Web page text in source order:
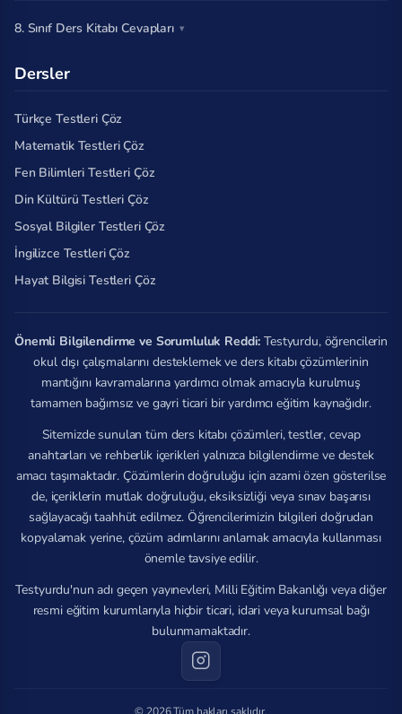
8. Sınıf Ders Kitabı Cevapları
Dersler
Türkçe Testleri Çöz
Matematik Testleri Çöz
Fen Bilimleri Testleri Çöz
Din Kültürü Testleri Çöz
Sosyal Bilgiler Testleri Çöz
İngilizce Testleri Çöz
Hayat Bilgisi Testleri Çöz
Önemli Bilgilendirme ve Sorumluluk Reddi: Testyurdu, öğrencilerin
okul dışı çalışmalarını desteklemek ve ders kitabı çözümlerinin
mantığını kavramalarına yardımcı olmak amacıyla kurulmuş
tamamen bağımsız ve gayri ticari bir yardımcı eğitim kaynağıdır.
Sitemizde sunulan tüm ders kitabı çözümleri, testler, cevap
anahtarları ve rehberlik içerikleri yalnızca bilgilendirme ve destek
amacı taşımaktadır. Çözümlerin doğruluğu için azami özen gösterilse
de, içeriklerin mutlak doğruluğu, eksiksizliği veya sınav başarısı
sağlayacağı taahhüt edilmez. Öğrencilerimizin bilgileri doğrudan
kopyalamak yerine, çözüm adımlarını anlamak amacıyla kullanması
önemle tavsiye edilir.
Testyurdu'nun adı geçen yayınevleri, Milli Eğitim Bakanlığı veya diğer
resmi eğitim kurumlarıyla hiçbir ticari, idari veya kurumsal bağı
bulunmamaktadır.